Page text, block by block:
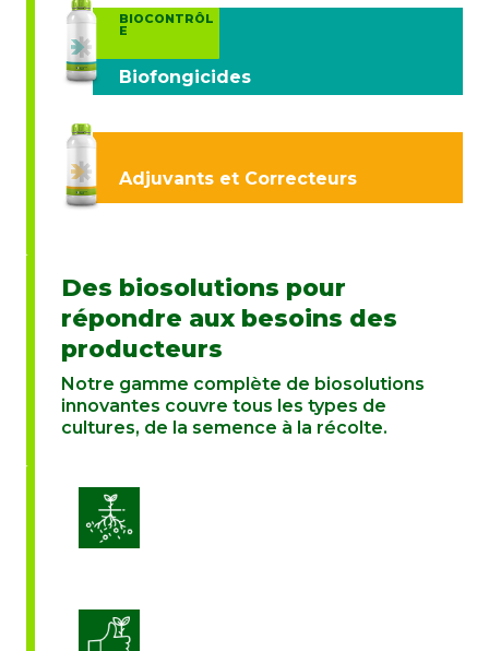
BIOCONTRÔL
E
Biofongicides
Adjuvants et Correcteurs
Des biosolutions pour
répondre aux besoins des
producteurs
Notre gamme complète de biosolutions
innovantes couvre tous les types de
cultures, de la semence à la récolte.